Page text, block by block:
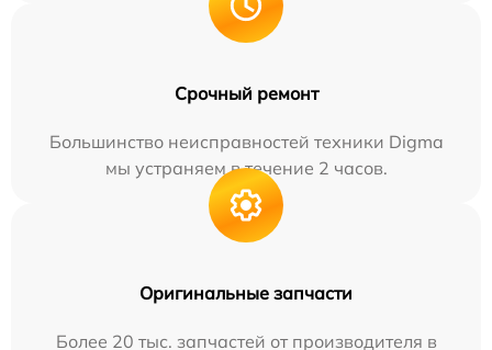
Срочный ремонт
Большинство неисправностей техники Digma
мы устраняем в течение 2 часов.
Оригинальные запчасти
Более 20 тыс. запчастей от производителя в